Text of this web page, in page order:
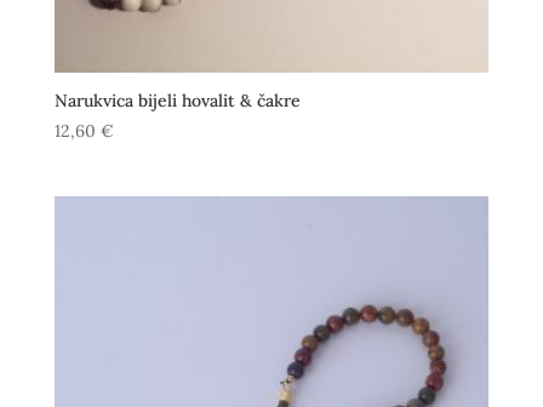
Narukvica bijeli hovalit & čakre
12,60 €